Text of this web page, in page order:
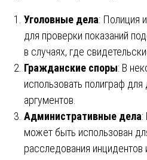
Уголовные дела: Полиция
для проверки показаний
в случаях, где
Гражданские споры: В
использовать полиграф
аргументов.
Административные дела:
может быть использован
расследования инцидентов